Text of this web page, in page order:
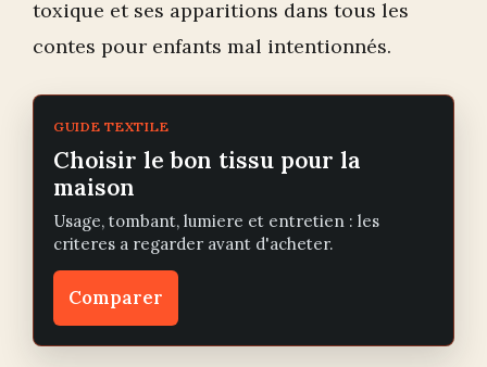
toxique et ses apparitions dans tous les
contes pour enfants mal intentionnés.
GUIDE TEXTILE
Choisir le bon tissu pour la
maison
Usage, tombant, lumiere et entretien : les
criteres a regarder avant d'acheter.
Comparer